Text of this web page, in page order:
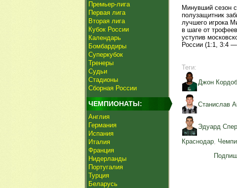
Премьер-лига
Первая лига
Вторая лига
Кубок России
Календарь
Бомбардиры
Суперкубок
Тренеры
Судьи
Стадионы
Сборная России
ЧЕМПИОНАТЫ:
Англия
Германия
Испания
Италия
Франция
Нидерланды
Португалия
Турция
Беларусь
Минувший сезон
полузащитник
лучшего игрока
в шаге от
уступив
России (1:1, 3:4
Теги:
Джон
Станислав
Эдуард
Краснодар,